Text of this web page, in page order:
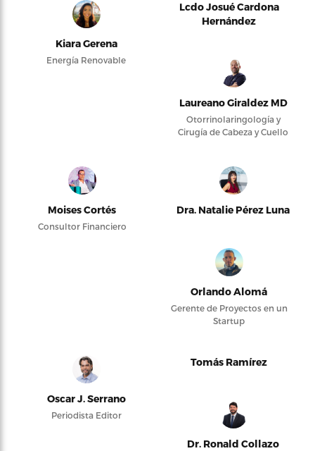
Kiara Gerena
Energía Renovable
Lcdo Josué Cardona
Hernández
Laureano Giraldez MD
Otorrinolaringología y
Cirugía de Cabeza y Cuello
Moises Cortés
Consultor Financiero
Dra. Natalie Pérez Luna
Orlando Alomá
Gerente de Proyectos en un
Startup
Oscar J. Serrano
Periodista Editor
Tomás Ramírez
Dr. Ronald Collazo